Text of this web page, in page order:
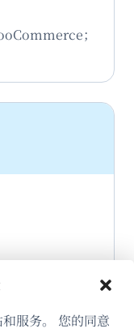
服务。 您的同意
；